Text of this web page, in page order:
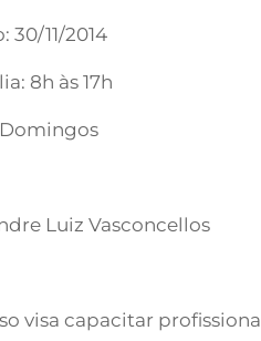
30/11/2014
8h às 17h
Domingos
Luiz Vasconcellos
visa capacitar